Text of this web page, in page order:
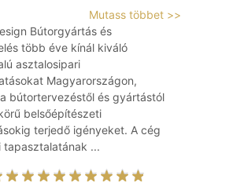
Mutass többet >>
Bútorgyártás és
több éve kínál kiváló
asztalosipari
Magyarországon,
bútortervezéstől és gyártástól
belsőépítészeti
terjedő igényeket. A cég
tapasztalatának ...